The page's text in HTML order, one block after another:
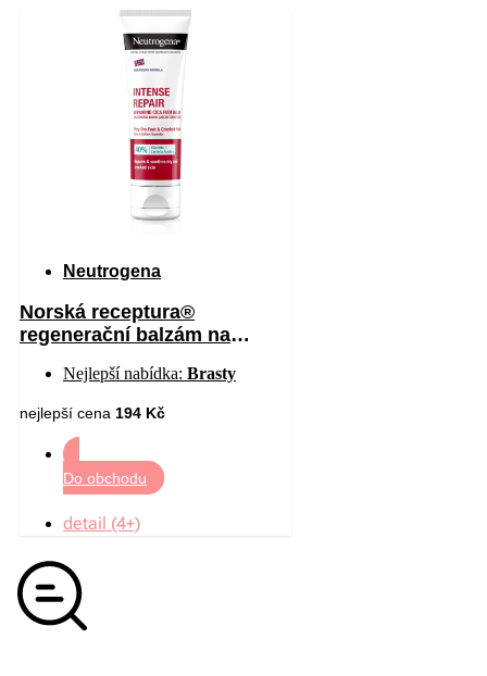
Neutrogena
Norská receptura®
regenerační balzám na
Nejlepší nabídka: Brasty
nejlepší cena 194 Kč
Do obchodu
detail (4+)